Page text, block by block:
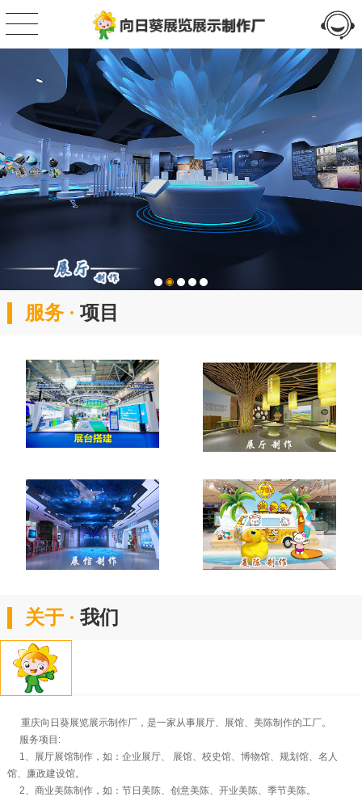
服务 ·项目
关于 ·我们
重庆向日葵展览展示制作厂，是一家从事展厅、展馆、美陈制作的工厂。
服务项目:
1、展厅展馆制作，如：企业展厅、 展馆、校史馆、博物馆、规划馆、名人
馆、廉政建设馆。
2、商业美陈制作，如：节日美陈、创意美陈、开业美陈、季节美陈。